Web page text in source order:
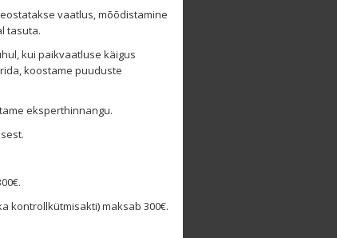
vaatlus, mõõdistamine
tasuta.
kui paikvaatluse käigus
koostame puuduste
eksperthinnangu.
kontrollkütmisakti) maksab 300€.